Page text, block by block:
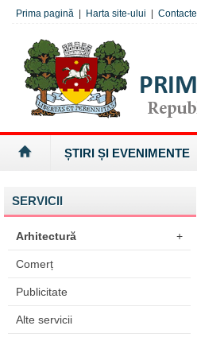
Prima pagină Harta site-ului Contacte
ȘTIRI ȘI EVENIMENTE
SERVICII
Arhitectură +
Comerț
Publicitate
Alte servicii